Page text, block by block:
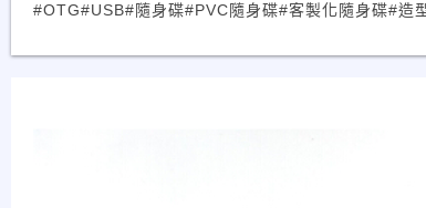
#OTG#USB#隨身碟#PVC隨身碟#客製化隨身碟#造